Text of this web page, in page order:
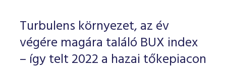
Jelzáloglevél indexek
Vállalati kötvény indexek
Azonnali Piac
Részvények
Származékos piac
Részvény szekció
Hitelpapír szekció
BÉT szabályzatok
Befektetővédelem
Alkalmazott díjstruktúra
Elszámolás
Részvény és vállalati kötvény tőzsdei bevezetését
program
BÉT Xtend - Részvénypiac egyszerűen
TŐZSDETAGOK
Tőzsdetagok, üzletkötők
VENDOROK
Turbulens környezet, az év
végére magára találó BUX index
– így telt 2022 a hazai tőkepiacon